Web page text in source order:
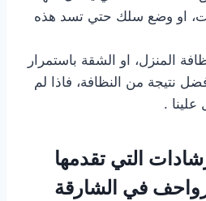
او وضع سلك حتي تسد هذه
المنزل، او الشقة باستمرار
نتيجة من النظافة، فاذا لم
.
التي تقدمها
في الشارقة